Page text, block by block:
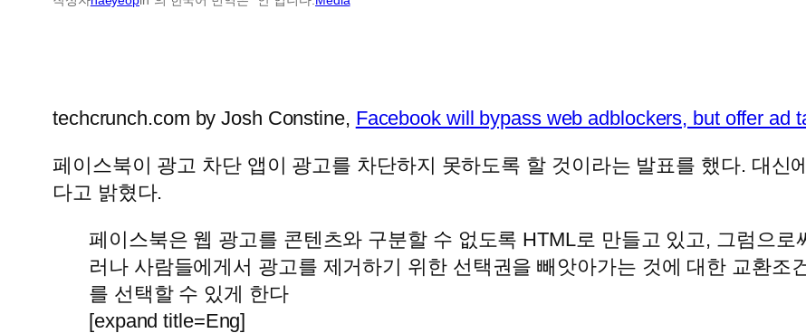
techcrunch.com by Josh Constine, Facebook will bypass web adblockers, but offer ad
페이스북이 광고 차단 앱이 광고를 차단하지 못하도록 할 것이라는 발표를 했다. 대신
다고 밝혔다.
페이스북은 웹 광고를 콘텐츠와 구분할 수 없도록 HTML로 만들고 있고, 그럼으로
러나 사람들에게서 광고를 제거하기 위한 선택권을 빼앗아가는 것에 대한 교환조
를 선택할 수 있게 한다
[expand title=Eng]